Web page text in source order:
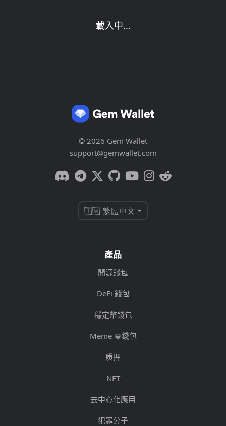
載入中...
© 2026 Gem Wallet
support@gemwallet.com
🇹🇼 繁體中文
產品
開源錢包
DeFi 錢包
穩定幣錢包
Meme 零錢包
质押
NFT
去中心化應用
犯罪分子